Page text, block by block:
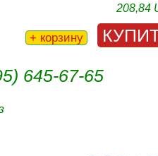
208,84
+ корзину
645-67-65